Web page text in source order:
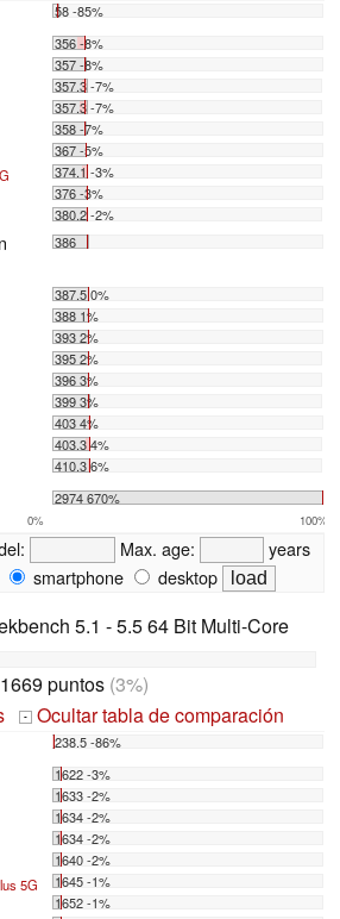
58 -85%
356 -8%
357 -8%
357.3 -7%
357.3 -7%
358 -7%
367 -5%
374.1 -3%
376 -3%
380.2 -2%
386
387.5 0%
388 1%
393 2%
395 2%
396 3%
399 3%
403 4%
403.3 4%
410.3 6%
2974 670%
0% 100%
Max. age:
years
smartphone desktop
5.1 - 5.5 64 Bit Multi-Core
1669 puntos(3%)
- Ocultar tabla de comparación
238.5 -86%
1622 -3%
1633 -2%
1634 -2%
1634 -2%
1640 -2%
5G
1645 -1%
1652 -1%